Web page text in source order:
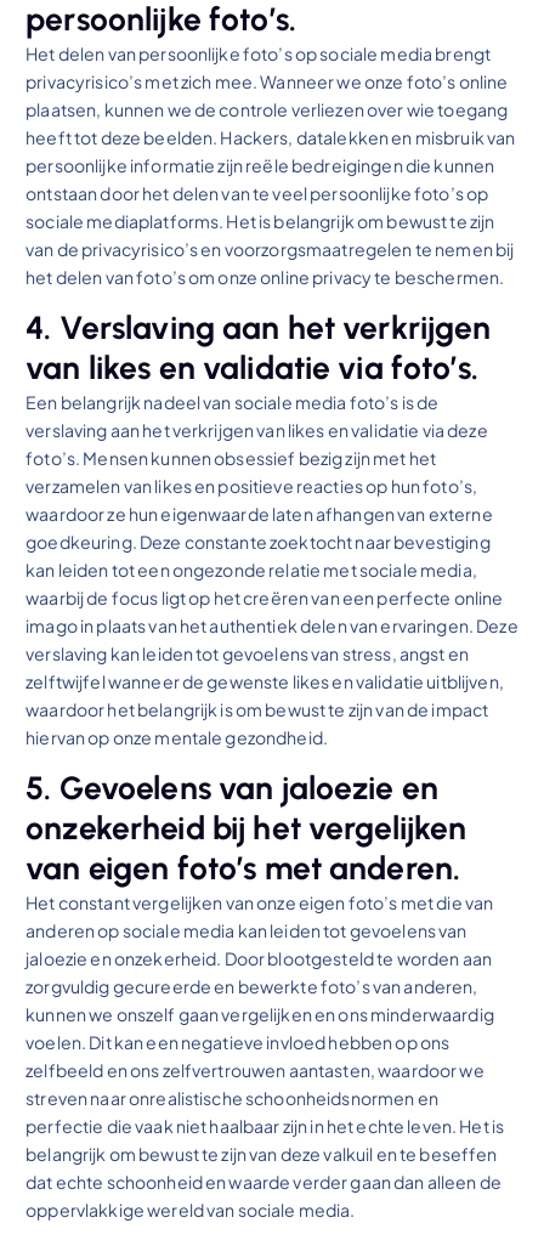
persoonlijke foto’s.
Het delen van persoonlijke foto’s op sociale media brengt
privacyrisico’s met zich mee. Wanneer we onze foto’s online
plaatsen, kunnen we de controle verliezen over wie toegang
heeft tot deze beelden. Hackers, datalekken en misbruik van
persoonlijke informatie zijn reële bedreigingen die kunnen
ontstaan door het delen van te veel persoonlijke foto’s op
sociale mediaplatforms. Het is belangrijk om bewust te zijn
van de privacyrisico’s en voorzorgsmaatregelen te nemen bij
het delen van foto’s om onze online privacy te beschermen.
4. Verslaving aan het verkrijgen
van likes en validatie via foto’s.
Een belangrijk nadeel van sociale media foto’s is de
verslaving aan het verkrijgen van likes en validatie via deze
foto’s. Mensen kunnen obsessief bezig zijn met het
verzamelen van likes en positieve reacties op hun foto’s,
waardoor ze hun eigenwaarde laten afhangen van externe
goedkeuring. Deze constante zoektocht naar bevestiging
kan leiden tot een ongezonde relatie met sociale media,
waarbij de focus ligt op het creëren van een perfecte online
imago in plaats van het authentiek delen van ervaringen. Deze
verslaving kan leiden tot gevoelens van stress, angst en
zelftwijfel wanneer de gewenste likes en validatie uitblijven,
waardoor het belangrijk is om bewust te zijn van de impact
hiervan op onze mentale gezondheid.
5. Gevoelens van jaloezie en
onzekerheid bij het vergelijken
van eigen foto’s met anderen.
Het constant vergelijken van onze eigen foto’s met die van
anderen op sociale media kan leiden tot gevoelens van
jaloezie en onzekerheid. Door blootgesteld te worden aan
zorgvuldig gecureerde en bewerkte foto’s van anderen,
kunnen we onszelf gaan vergelijken en ons minderwaardig
voelen. Dit kan een negatieve invloed hebben op ons
zelfbeeld en ons zelfvertrouwen aantasten, waardoor we
streven naar onrealistische schoonheidsnormen en
perfectie die vaak niet haalbaar zijn in het echte leven. Het is
belangrijk om bewust te zijn van deze valkuil en te beseffen
dat echte schoonheid en waarde verder gaan dan alleen de
oppervlakkige wereld van sociale media.